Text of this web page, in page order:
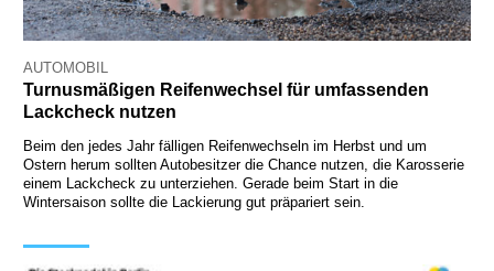
AUTOMOBIL
Turnusmäßigen Reifenwechsel für umfassenden
Lackcheck nutzen
Beim den jedes Jahr fälligen Reifenwechseln im Herbst und um
Ostern herum sollten Autobesitzer die Chance nutzen, die Karosserie
einem Lackcheck zu unterziehen. Gerade beim Start in die
Wintersaison sollte die Lackierung gut präpariert sein.